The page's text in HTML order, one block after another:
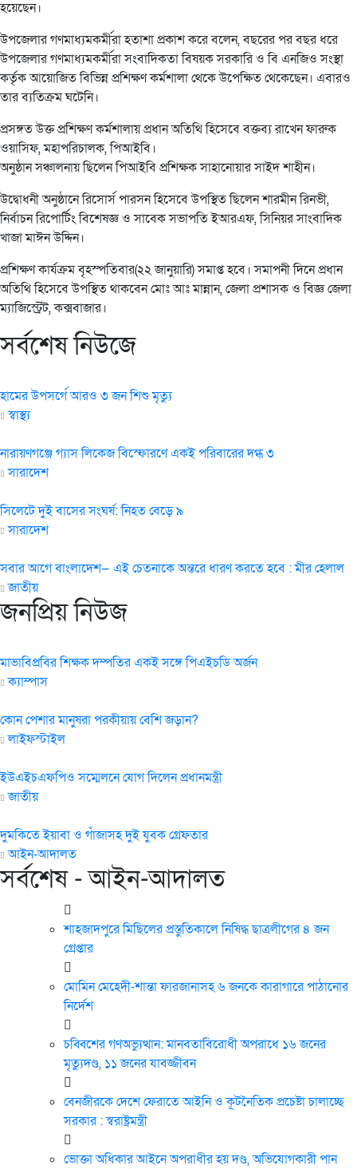
হয়েছেন।
উপজেলার গণমাধ্যমকর্মীরা হতাশা প্রকাশ করে বলেন, বছরের পর বছর ধরে
উপজেলার গণমাধ্যমকর্মীরা সংবাদিকতা বিষয়ক সরকারি ও বি এনজিও সংস্থা
কর্তৃক আয়োজিত বিভিন্ন প্রশিক্ষণ কর্মশালা থেকে উপেক্ষিত থেকেছেন। এবারও
তার ব্যতিক্রম ঘটেনি।
প্রসঙ্গত উক্ত প্রশিক্ষণ কর্মশালায় প্রধান অতিথি হিসেবে বক্তব্য রাখেন ফারুক
ওয়াসিফ, মহাপরিচালক, পিআইবি।
অনুষ্ঠান সঞ্চালনায় ছিলেন পিআইবি প্রশিক্ষক সাহানোয়ার সাইদ শাহীন।
উদ্বোধনী অনুষ্ঠানে রিসোর্স পারসন হিসেবে উপস্থিত ছিলেন শারমীন রিনভী,
নির্বাচন রিপোর্টিং বিশেষজ্ঞ ও সাবেক সভাপতি ইআরএফ, সিনিয়র সাংবাদিক
খাজা মাঈন উদ্দিন।
প্রশিক্ষণ কার্যক্রম বৃহস্পতিবার(২২ জানুয়ারি) সমাপ্ত হবে। সমাপনী দিনে প্রধান
অতিথি হিসেবে উপস্থিত থাকবেন মোঃ আঃ মান্নান, জেলা প্রশাসক ও বিজ্ঞ জেলা
ম্যাজিস্ট্রেট, কক্সবাজার।
সর্বশেষ নিউজে
হামের উপসর্গে আরও ৩ জন শিশু মৃত্যু
স্বাস্থ্য
নারায়ণগঞ্জে গ্যাস লিকেজ বিস্ফোরণে একই পরিবারের দগ্ধ ৩
সারাদেশ
সিলেটে দুই বাসের সংঘর্ষ: নিহত বেড়ে ৯
সারাদেশ
সবার আগে বাংলাদেশ— এই চেতনাকে অন্তরে ধারণ করতে হবে : মীর হেলাল
জাতীয়
জনপ্রিয় নিউজ
মাভাবিপ্রবির শিক্ষক দম্পতির একই সঙ্গে পিএইচডি অর্জন
ক্যাম্পাস
কোন পেশার মানুষরা পরকীয়ায় বেশি জড়ান?
লাইফস্টাইল
ইউএইচএফপিও সম্মেলনে যোগ দিলেন প্রধানমন্ত্রী
জাতীয়
দুমকিতে ইয়াবা ও গাঁজাসহ দুই যুবক গ্রেফতার
আইন-আদালত
সর্বশেষ - আইন-আদালত
শাহজাদপুরে মিছিলের প্রস্তুতিকালে নিষিদ্ধ ছাত্রলীগের ৪ জন
গ্রেপ্তার
মোমিন মেহেদী-শান্তা ফারজানাসহ ৬ জনকে কারাগারে পাঠানোর
নির্দেশ
চব্বিশের গণঅভ্যুত্থান: মানবতাবিরোধী অপরাধে ১৬ জনের
মৃত্যুদণ্ড, ১১ জনের যাবজ্জীবন
বেনজীরকে দেশে ফেরাতে আইনি ও কূটনৈতিক প্রচেষ্টা চালাচ্ছে
সরকার : স্বরাষ্ট্রমন্ত্রী
ভোক্তা অধিকার আইনে অপরাধীর হয় দণ্ড, অভিযোগকারী পান